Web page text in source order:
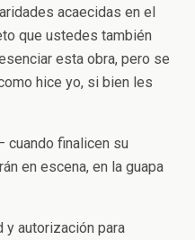
acaecidas en el
que ustedes también
esta obra, pero se
hice yo, si bien les
cuando finalicen su
en escena, en la guapa
y autorización para